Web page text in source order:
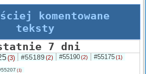
komentowane
teksty
7 dni
(3) #55189 (2) #55190(2) #55175(1)
(1)